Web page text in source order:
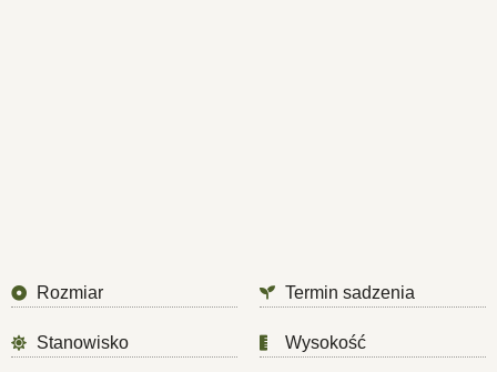
Rozmiar Termin sadzenia
Stanowisko Wysokość